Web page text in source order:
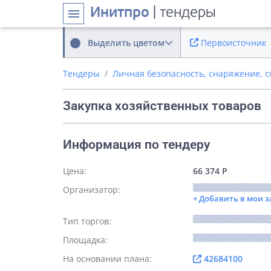
menu Инитпро | тендеры
Выделить цветом Первоисточник
Тендеры Личная безопасность, снаряжение,
Закупка хозяйственных товаров
Информация по тендеру
Цена:
66 374 Р
Организатор:
+ Добавить в мои
Тип торгов:
Площадка:
На основании плана:
42684100